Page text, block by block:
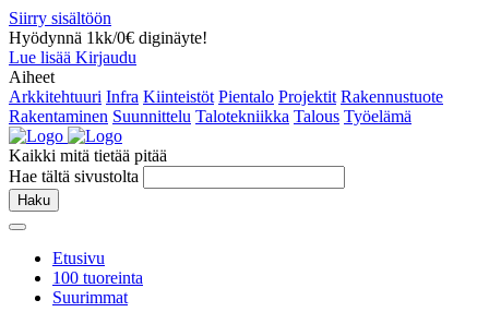
Siirry sisältöön
Hyödynnä 1kk/0€ diginäyte!
Lue lisää Kirjaudu
Aiheet
Arkkitehtuuri Infra Kiinteistöt Pientalo Projektit Rakennustuote
Rakentaminen Suunnittelu Talotekniikka Talous Työelämä
Kaikki mitä tietää pitää
Hae tältä sivustolta
Haku
Etusivu
100 tuoreinta
Suurimmat